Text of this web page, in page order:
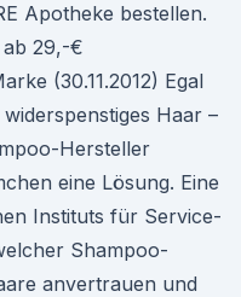
Apotheke bestellen.
ab 29,-€
(30.11.2012) Egal
Haar –
Hersteller
eine Lösung. Eine
Instituts für Service-
Shampoo-
anvertrauen und